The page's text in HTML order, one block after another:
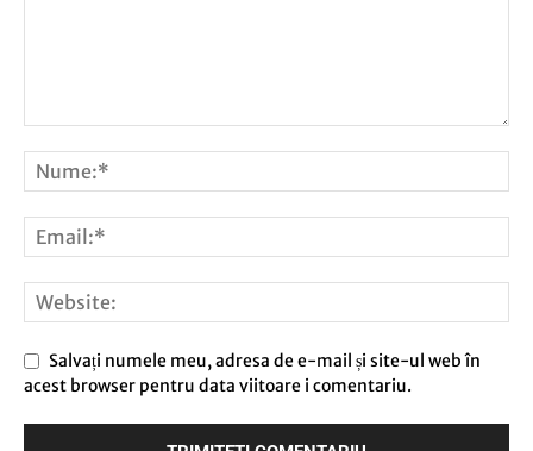
Salvați numele meu, adresa de e-mail și site-ul web în
acest browser pentru data viitoare i comentariu.